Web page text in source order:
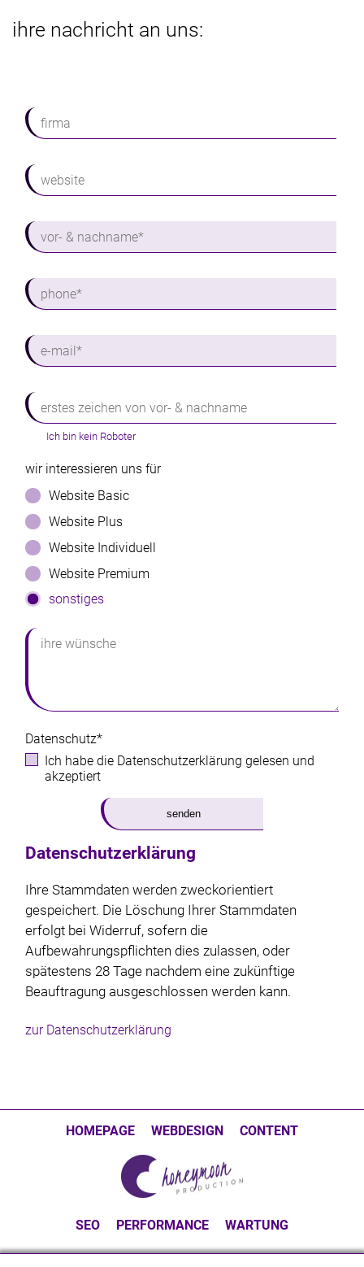
ihre nachricht an uns:
firma
website
vor- & nachname*
phone*
e-mail*
erstes zeichen von vor- & nachname
Bitte geben Sie einen Betreff ein
Ich bin kein Roboter
wir interessieren uns für
Website Basic
Website Plus
Website Individuell
Website Premium
sonstiges
ihre wünsche
Datenschutz*
Ich habe die Datenschutzerklärung gelesen und
akzeptiert
senden
Datenschutzerklärung
Ihre Stammdaten werden zweckorientiert
gespeichert. Die Löschung Ihrer Stammdaten
erfolgt bei Widerruf, sofern die
Aufbewahrungspflichten dies zulassen, oder
spätestens 28 Tage nachdem eine zukünftige
Beauftragung ausgeschlossen werden kann.
zur Datenschutzerklärung
HOMEPAGE WEBDESIGN CONTENT
SEO PERFORMANCE WARTUNG